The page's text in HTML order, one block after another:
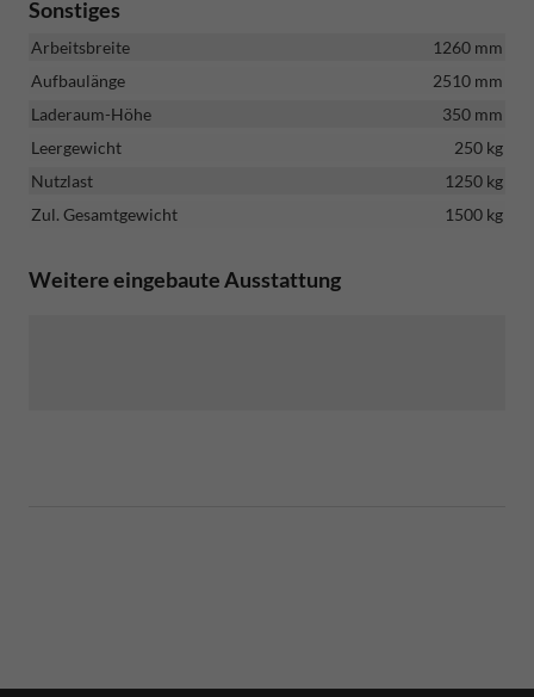
Sonstiges
Arbeitsbreite
1260 mm
Aufbaulänge
2510 mm
Laderaum-Höhe
350 mm
Leergewicht
250 kg
Nutzlast
1250 kg
Zul. Gesamtgewicht
1500 kg
Weitere eingebaute Ausstattung